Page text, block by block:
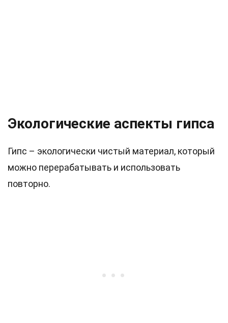
Экологические аспекты гипса
Гипс – экологически чистый материал, который
можно перерабатывать и использовать
повторно.